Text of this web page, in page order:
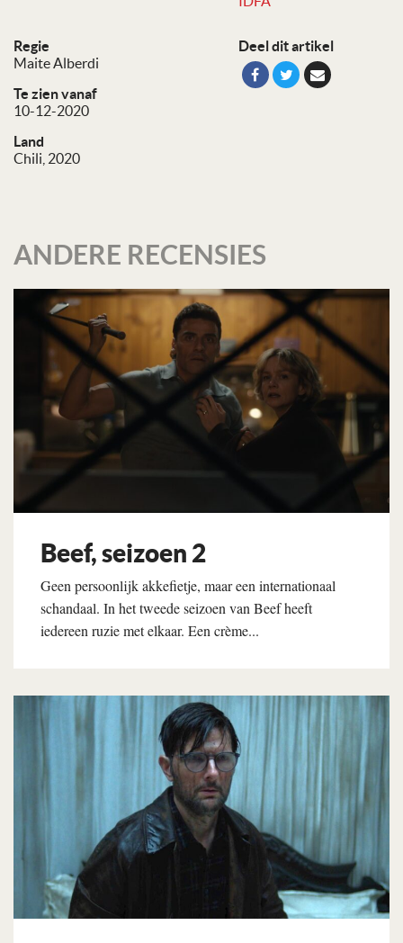
Regie
Maite Alberdi
Te zien vanaf
10-12-2020
Land
Chili, 2020
Deel dit artikel
ANDERE RECENSIES
Beef, seizoen 2
Geen persoonlijk akkefietje, maar een internationaal
schandaal. In het tweede seizoen van Beef heeft
iedereen ruzie met elkaar. Een crème...
Lees verder